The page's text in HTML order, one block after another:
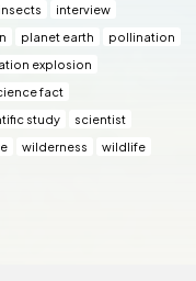
insects
interview
planet earth
pollination
explosion
fact
study
scientist
wilderness
wildlife